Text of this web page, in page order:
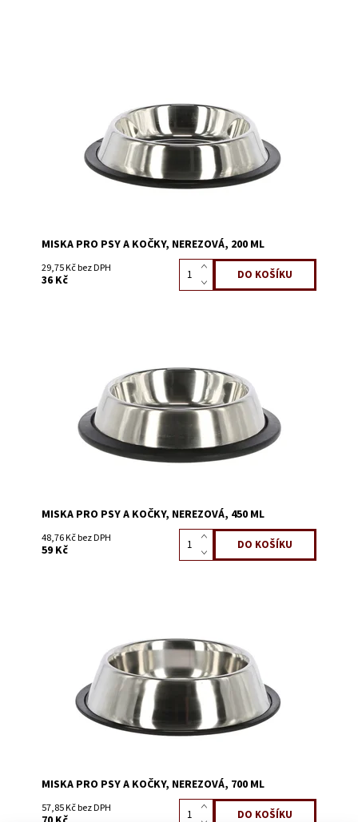
MISKA PRO PSY A KOČKY, NEREZOVÁ, 200 ML
29,75 Kč bez DPH
36 Kč
MISKA PRO PSY A KOČKY, NEREZOVÁ, 450 ML
48,76 Kč bez DPH
59 Kč
MISKA PRO PSY A KOČKY, NEREZOVÁ, 700 ML
57,85 Kč bez DPH